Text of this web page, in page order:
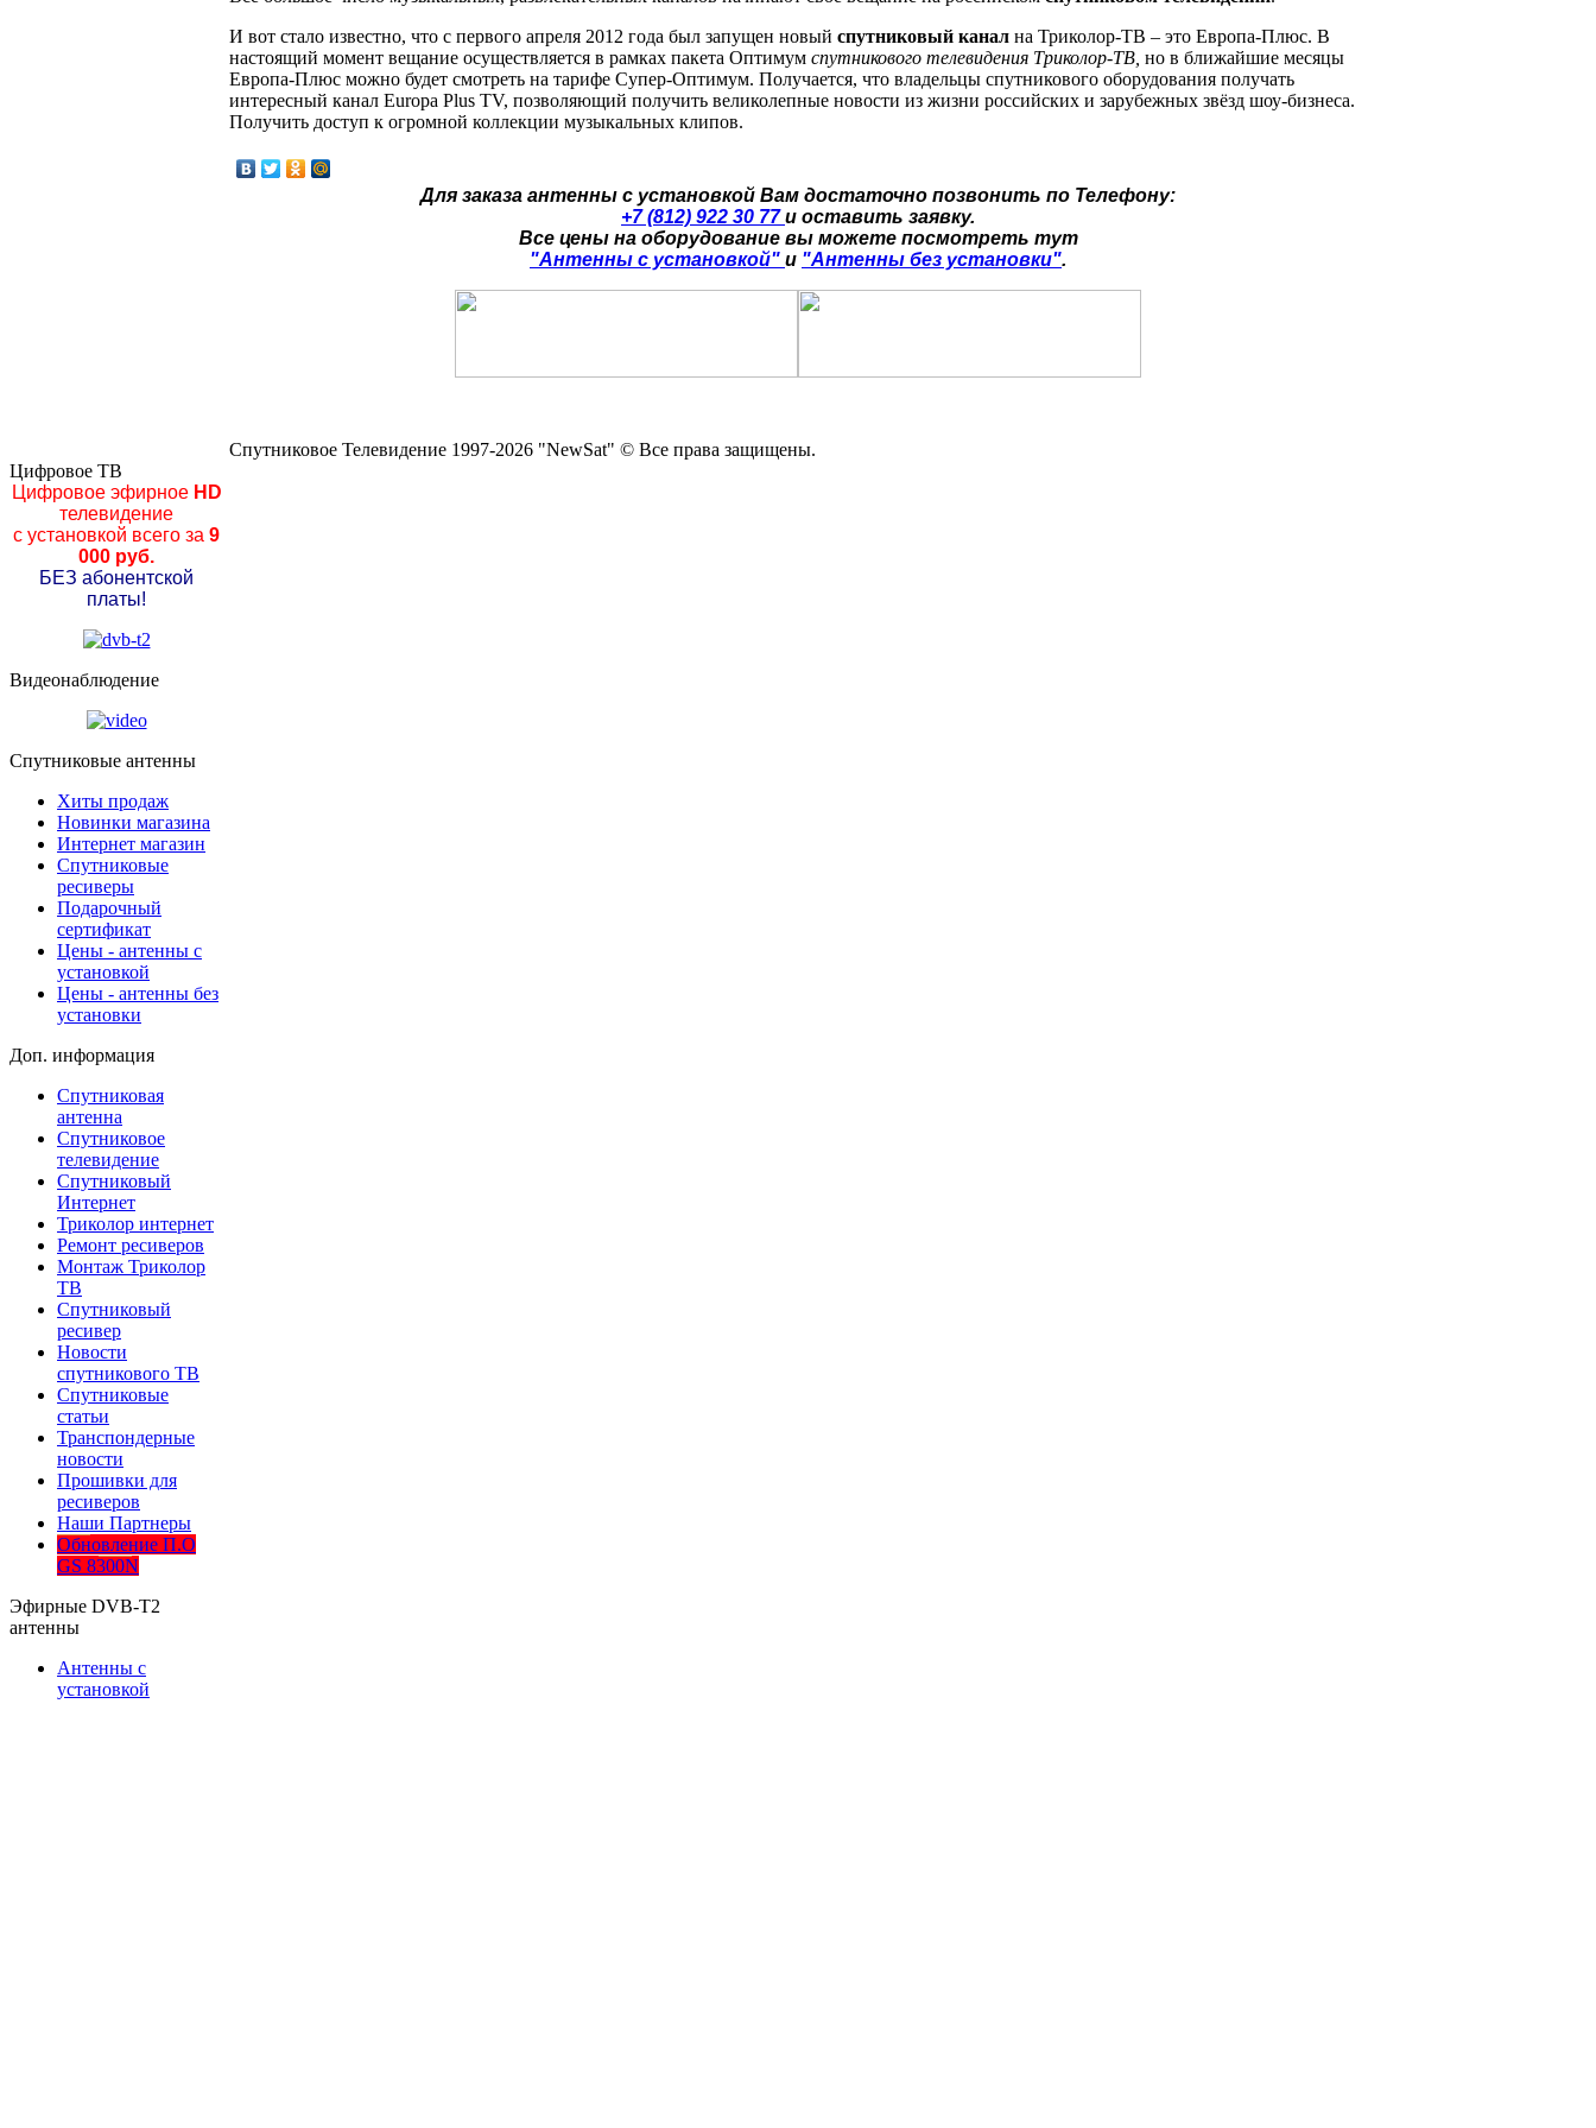
И вот стало известно, что с первого апреля 2012 года был запущен новый спутниковый канал на Триколор-ТВ – это Европа-Плюс. В
настоящий момент вещание осуществляется в рамках пакета Оптимум спутникового телевидения Триколор-ТВ, но в ближайшие месяцы
Европа-Плюс можно будет смотреть на тарифе Супер-Оптимум. Получается, что владельцы спутникового оборудования получать
интересный канал Europa Plus TV, позволяющий получить великолепные новости из жизни российских и зарубежных звёзд шоу-бизнеса.
Получить доступ к огромной коллекции музыкальных клипов.
Для заказа антенны с установкой Вам достаточно позвонить по Телефону:
+7 (812) 922 30 77 и оставить заявку.
Все цены на оборудование вы можете посмотреть тут
"Антенны с установкой" и "Антенны без установки".
Спутниковое Телевидение 1997-2026 "NewSat" © Все права защищены.
Цифровое ТВ
Цифровое эфирноеHD
телевидение
с установкой всего за 9
000 руб.
БЕЗ абонентской
платы!
Видеонаблюдение
Спутниковые антенны
Хиты продаж
Новинки магазина
Интернет магазин
Спутниковые
ресиверы
Подарочный
сертификат
Цены - антенны с
установкой
Цены - антенны без
установки
Доп. информация
Спутниковая
антенна
Спутниковое
телевидение
Спутниковый
Интернет
Триколор интернет
Ремонт ресиверов
Монтаж Триколор
ТВ
Спутниковый
ресивер
Новости
спутникового ТВ
Спутниковые
статьи
Транспондерные
новости
Прошивки для
ресиверов
Наши Партнеры
Обновление П.О
GS 8300N
Эфирные DVB-T2
антенны
Антенны с
установкой